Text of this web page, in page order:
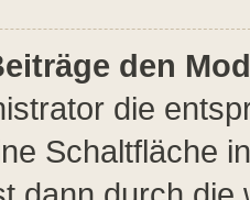
den
die
Schaltfläche